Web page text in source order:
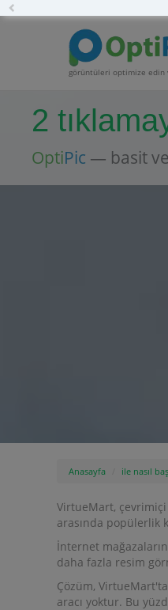
görüntüleri optimize edin
2
OptiPic — basit
Anasayfa ile nasıl
VirtueMart, çevrimiçi
arasında popülerlik
İnternet
daha fazla resim
Çözüm,
aracı yoktur. Bu